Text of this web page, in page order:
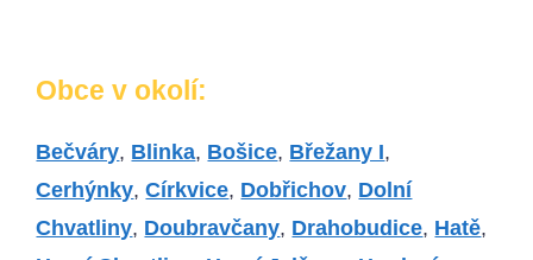
Obce v okolí:
Bečváry, Blinka, Bošice, Břežany I,
Cerhýnky,Církvice, Dobřichov, Dolní
Chvatliny, Doubravčany, Drahobudice, Hatě,